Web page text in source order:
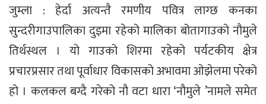
जुम्ला : हेर्दा अत्यन्तै रमणीय पवित्र लाग्छ कनका
सुन्दरीगाउपालिका दुइमा रहेको मालिका बोतागाउको नौमुले
तिर्थस्थल । यो गाउको शिरमा रहेको पर्यटकीय क्षेत्र
प्रचारप्रसार तथा पूर्वाधार विकासको अभावमा ओझेलमा परेको
हो । कलकल बग्दै गरेको नौ वटा धारा ‘नौमुले ’नामले समेत